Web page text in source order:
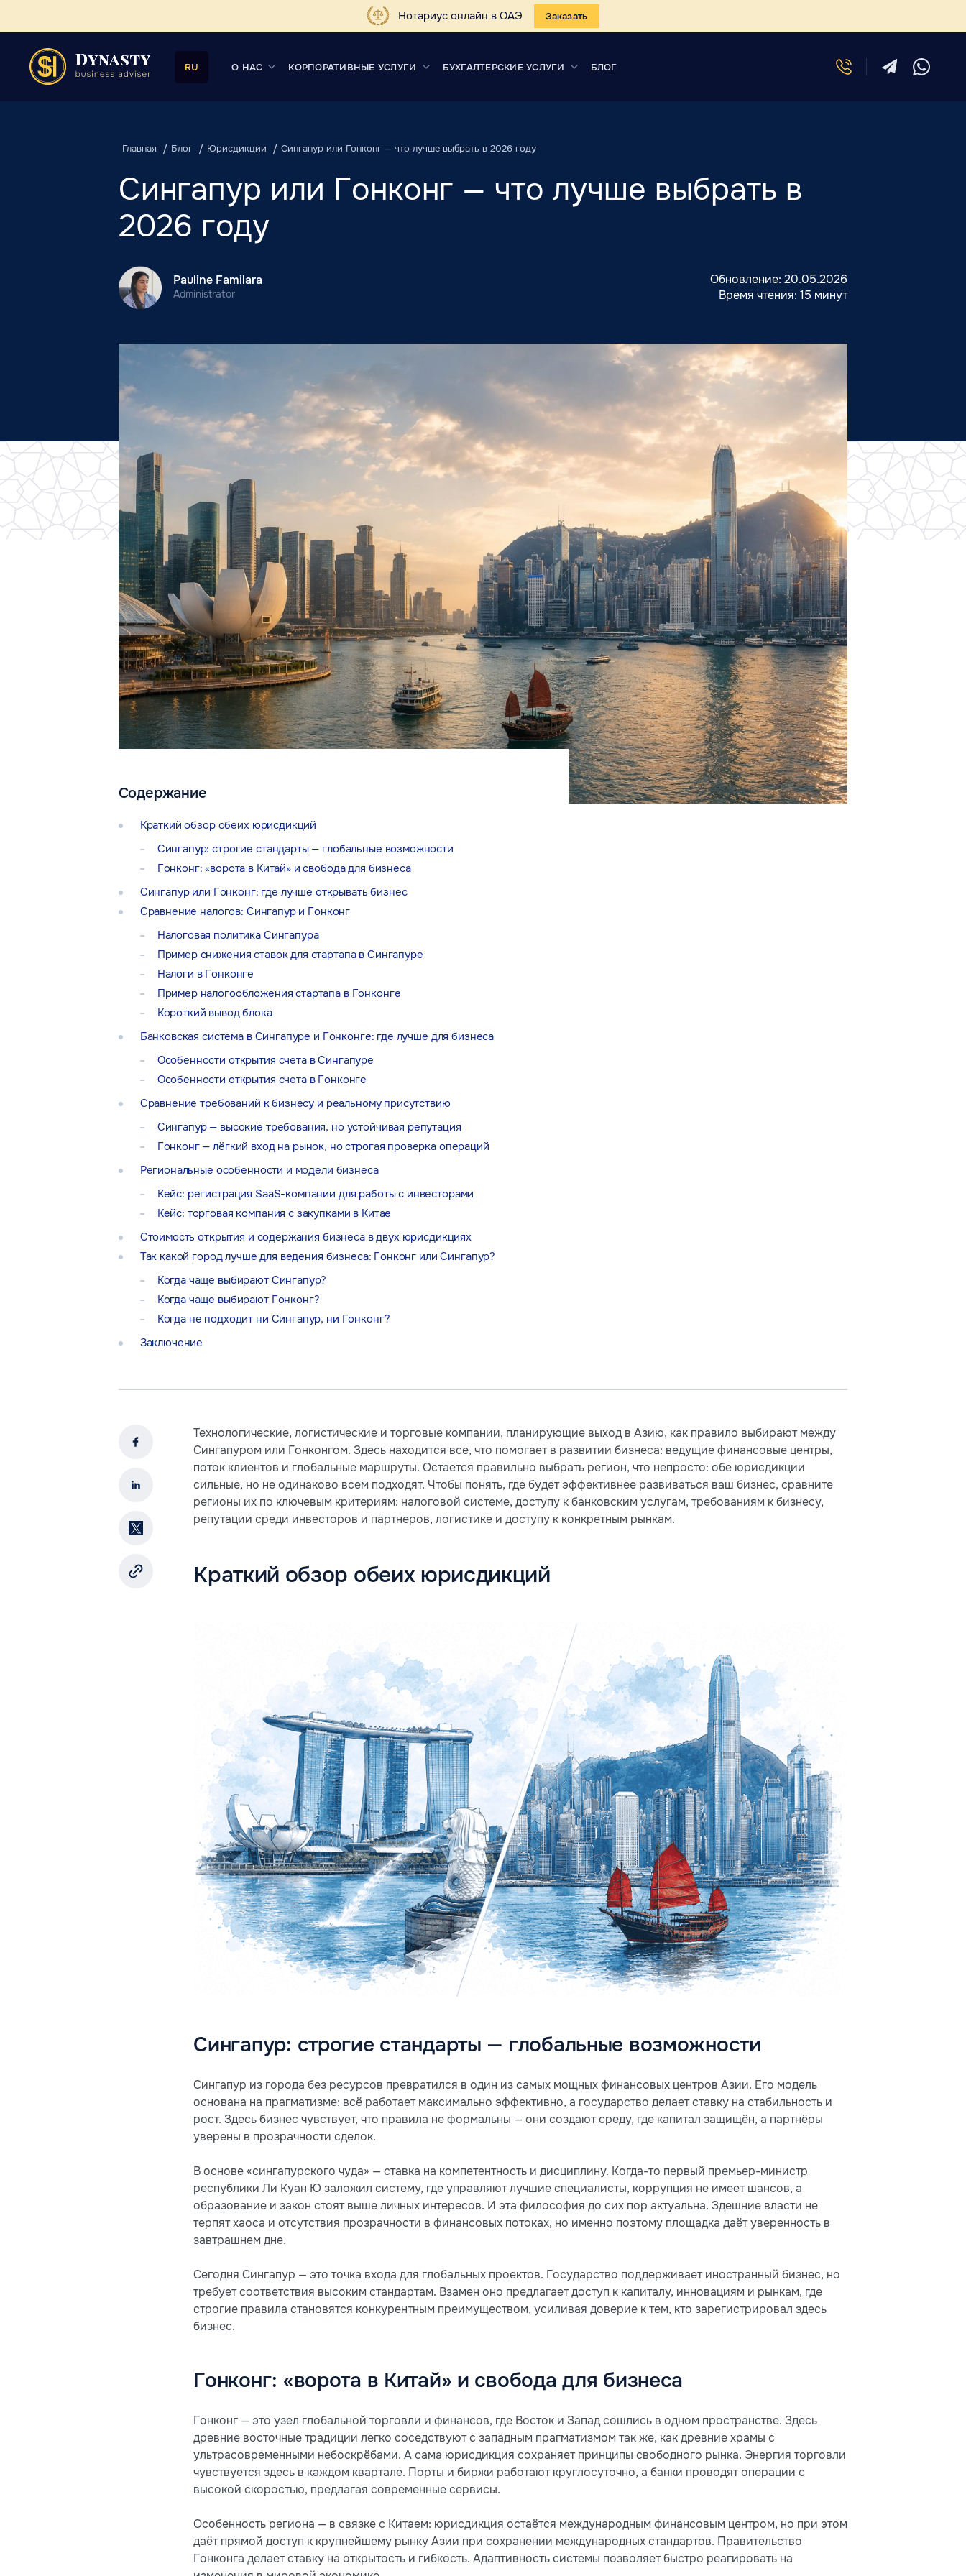
Нотариус онлайн в ОАЭ Заказать
RU О НАС КОРПОРАТИВНЫЕ УСЛУГИ БУХГАЛТЕРСКИЕ УСЛУГИ БЛОГ
Главная Блог Юрисдикции Сингапур или Гонконг — что лучше выбрать в 2026 году
Сингапур или Гонконг — что лучше выбрать в
2026 году
Pauline Familara
Administrator
Обновление:20.05.2026
Время чтения:15 минут
Содержание
Краткий обзор обеих юрисдикций
Сингапур: строгие стандарты — глобальные возможности
Гонконг: «ворота в Китай» и свобода для бизнеса
Сингапур или Гонконг: где лучше открывать бизнес
Сравнение налогов: Сингапур и Гонконг
Налоговая политика Сингапура
Пример снижения ставок для стартапа в Сингапуре
Налоги в Гонконге
Пример налогообложения стартапа в Гонконге
Короткий вывод блока
Банковская система в Сингапуре и Гонконге: где лучше для бизнеса
Особенности открытия счета в Сингапуре
Особенности открытия счета в Гонконге
Сравнение требований к бизнесу и реальному присутствию
Сингапур — высокие требования, но устойчивая репутация
Гонконг — лёгкий вход на рынок, но строгая проверка операций
Региональные особенности и модели бизнеса
Кейс: регистрация SaaS-компании для работы с инвесторами
Кейс: торговая компания с закупками в Китае
Стоимость открытия и содержания бизнеса в двух юрисдикциях
Так какой город лучше для ведения бизнеса: Гонконг или Сингапур?
Когда чаще выбирают Сингапур?
Когда чаще выбирают Гонконг?
Когда не подходит ни Сингапур, ни Гонконг?
Заключение
Технологические, логистические и торговые компании, планирующие выход в Азию, как правило выбирают между
Сингапуром или Гонконгом. Здесь находится все, что помогает в развитии бизнеса: ведущие финансовые центры,
поток клиентов и глобальные маршруты. Остается правильно выбрать регион, что непросто: обе юрисдикции
сильные, но не одинаково всем подходят. Чтобы понять, где будет эффективнее развиваться ваш бизнес, сравните
регионы их по ключевым критериям: налоговой системе, доступу к банковским услугам, требованиям к бизнесу,
репутации среди инвесторов и партнеров, логистике и доступу к конкретным рынкам.
Краткий обзор обеих юрисдикций
Сингапур: строгие стандарты — глобальные возможности
Сингапур из города без ресурсов превратился в один из самых мощных финансовых центров Азии. Его модель
основана на прагматизме: всё работает максимально эффективно, а государство делает ставку на стабильность и
рост. Здесь бизнес чувствует, что правила не формальны — они создают среду, где капитал защищён, а партнёры
уверены в прозрачности сделок.
В основе «сингапурского чуда» — ставка на компетентность и дисциплину. Когда-то первый премьер-министр
республики Ли Куан Ю заложил систему, где управляют лучшие специалисты, коррупция не имеет шансов, а
образование и закон стоят выше личных интересов. И эта философия до сих пор актуальна. Здешние власти не
терпят хаоса и отсутствия прозрачности в финансовых потоках, но именно поэтому площадка даёт уверенность в
завтрашнем дне.
Сегодня Сингапур — это точка входа для глобальных проектов. Государство поддерживает иностранный бизнес, но
требует соответствия высоким стандартам. Взамен оно предлагает доступ к капиталу, инновациям и рынкам, где
строгие правила становятся конкурентным преимуществом, усиливая доверие к тем, кто зарегистрировал здесь
бизнес.
Гонконг: «ворота в Китай» и свобода для бизнеса
Гонконг — это узел глобальной торговли и финансов, где Восток и Запад сошлись в одном пространстве. Здесь
древние восточные традиции легко соседствуют с западным прагматизмом так же, как древние храмы с
ультрасовременными небоскрёбами. А сама юрисдикция сохраняет принципы свободного рынка. Энергия торговли
чувствуется здесь в каждом квартале. Порты и биржи работают круглосуточно, а банки проводят операции с
высокой скоростью, предлагая современные сервисы.
Особенность региона — в связке с Китаем: юрисдикция остаётся международным финансовым центром, но при этом
даёт прямой доступ к крупнейшему рынку Азии при сохранении международных стандартов. Правительство
Гонконга делает ставку на открытость и гибкость. Адаптивность системы позволяет быстро реагировать на